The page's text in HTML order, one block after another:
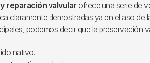
reparación valvular ofrece una serie de
claramente demostradas ya en el aso de
podemos decir que la preservación
nativo.